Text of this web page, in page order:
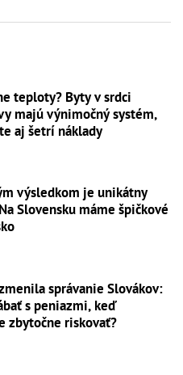
teploty? Byty v srdci
majú výnimočný systém,
aj šetrí náklady
výsledkom je unikátny
Slovensku máme špičkové
správanie Slovákov:
s peniazmi, keď
zbytočne riskovať?